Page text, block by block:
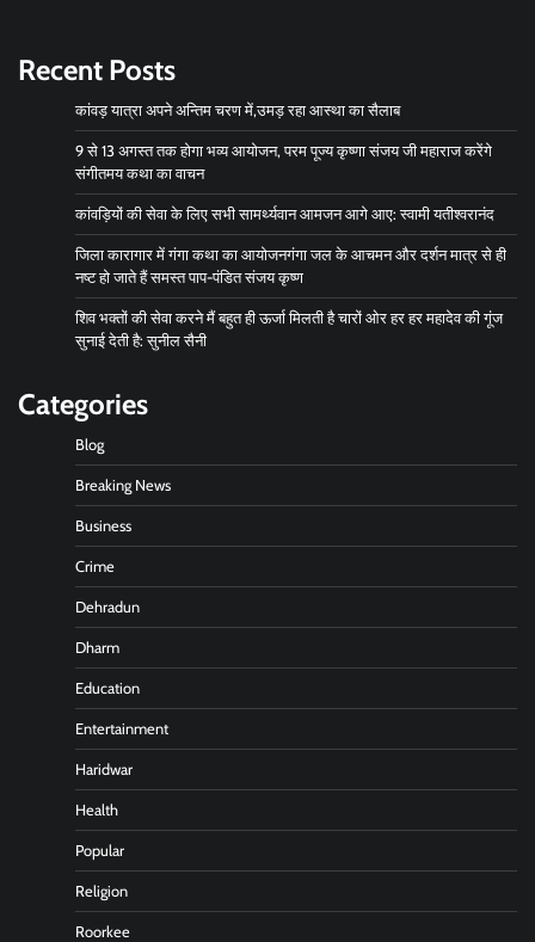
Recent Posts
कांवड़ यात्रा अपने अन्तिम चरण में,उमड़ रहा आस्था का सैलाब
9 से 13 अगस्त तक होगा भव्य आयोजन, परम पूज्य कृष्णा संजय जी महाराज करेंगे
संगीतमय कथा का वाचन
कांवड़ियों की सेवा के लिए सभी सामर्थ्यवान आमजन आगे आए: स्वामी यतीश्वरानंद
जिला कारागार में गंगा कथा का आयोजनगंगा जल के आचमन और दर्शन मात्र से ही
नष्ट हो जाते हैं समस्त पाप-पंडित संजय कृष्ण
शिव भक्तों की सेवा करने मैं बहुत ही ऊर्जा मिलती है चारों ओर हर हर महादेव की गूंज
सुनाई देती है: सुनील सैनी
Categories
Blog
Breaking News
Business
Crime
Dehradun
Dharm
Education
Entertainment
Haridwar
Health
Popular
Religion
Roorkee